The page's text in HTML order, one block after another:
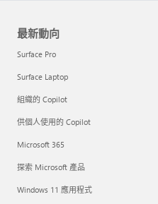
最新動向
Surface Pro
Surface Laptop
組織的 Copilot
供個人使用的 Copilot
Microsoft 365
探索 Microsoft 產品
Windows 11 應用程式